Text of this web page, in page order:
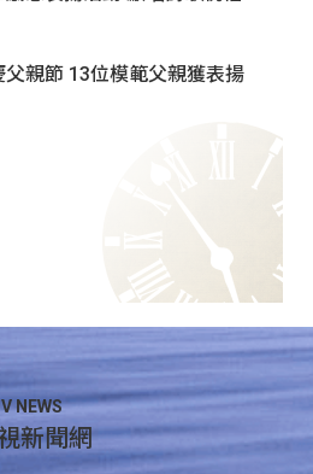
親節 13位模範父親獲表揚
NEWS
新聞網